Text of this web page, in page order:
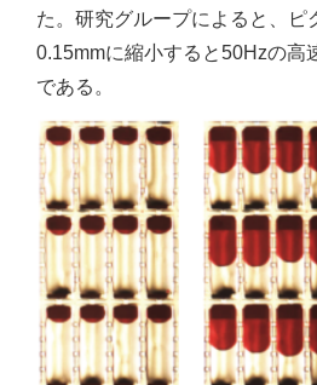
た。研究グループによると、ピ
0.15mmに縮小すると50Hzの高
である。